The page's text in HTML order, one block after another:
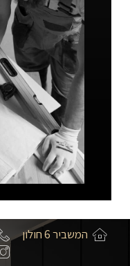
המשביר 6 חולון